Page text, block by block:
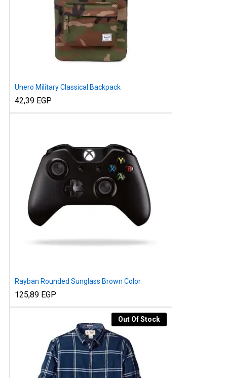
Unero Military Classical Backpack
42,39 EGP
Rayban Rounded Sunglass Brown Color
125,89 EGP
Out Of Stock